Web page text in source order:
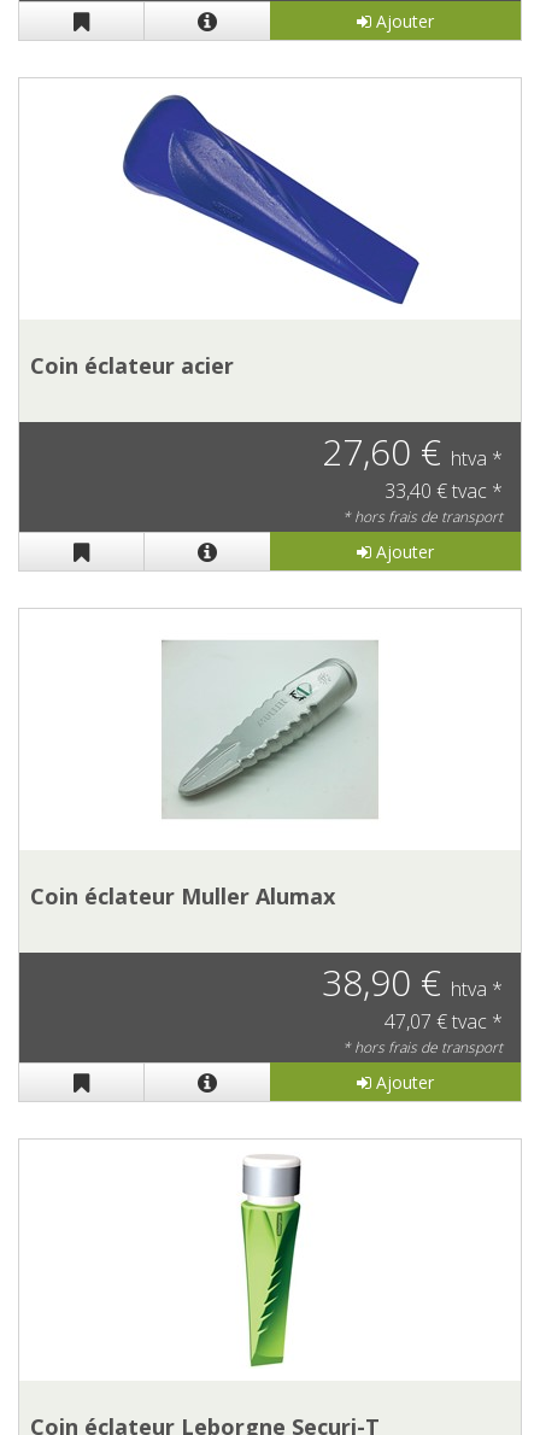
Ajouter
Coin éclateur acier
27,60 € htva *
33,40 € tvac *
* hors frais de transport
Ajouter
Coin éclateur Muller Alumax
38,90 € htva *
47,07 € tvac *
* hors frais de transport
Ajouter
Coin éclateur Leborgne Securi-T